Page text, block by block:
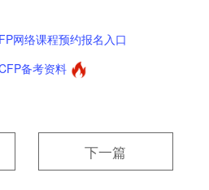
网络课程预约报名入口
备考资料
下一篇